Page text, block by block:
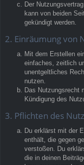
Der
kann von beiden
gekündigt werden.
2. Einräumung von
Mit dem Erstellen
einfaches, zeitlich
unentgeltliches
nutzen.
Das Nutzungsrecht
Kündigung des
3. Pflichten des
Du erklärst mit der
enthält, die gegen
verstoßen. Du
die in deinen